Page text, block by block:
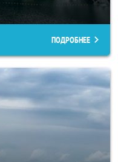
ПОДРОБНЕЕ